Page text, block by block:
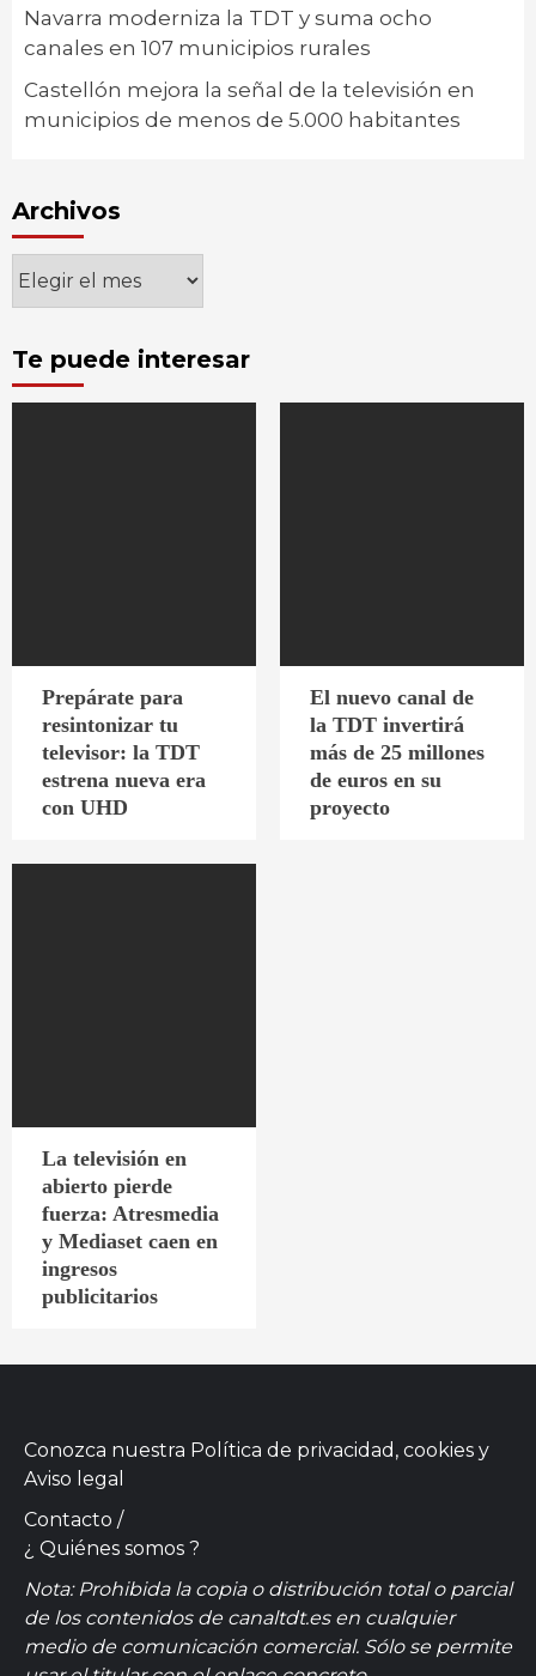
Navarra moderniza la TDT y suma ocho
canales en 107 municipios rurales
Castellón mejora la señal de la televisión en
municipios de menos de 5.000 habitantes
Archivos
Archivos
Te puede interesar
Prepárate para
resintonizar tu
televisor: la TDT
estrena nueva era
con UHD
El nuevo canal de
la TDT invertirá
más de 25 millones
de euros en su
proyecto
La televisión en
abierto pierde
fuerza: Atresmedia
y Mediaset caen en
ingresos
publicitarios
Conozca nuestra Política de privacidad, cookies y
Aviso legal
Contacto /
¿ Quiénes somos ?
Nota: Prohibida la copia o distribución total o parcial
de los contenidos de canaltdt.es en cualquier
medio de comunicación comercial. Sólo se permite